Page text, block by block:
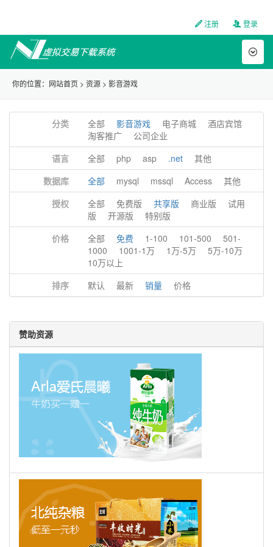
注册 登录
你的位置： 网站首页 > 资源 > 影音游戏
分类 全部 影音游戏 电子商城
酒店宾馆
淘客推广
公司企业
语言
全部 php asp .net
其他
数据库
全部 mysql mssql Access
其他
授权
全部 免费版 共享版 商业版
试用
版
开源版
特别版
价格
全部 免费 1-100 101-500
501-
1000
1001-1万 1万-5万
5万-10万
10万以上
排序
默认 最新 销量 价格
赞助资源